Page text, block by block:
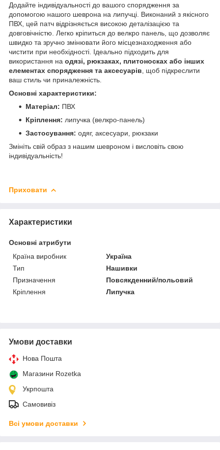
Додайте індивідуальності до вашого спорядження за
допомогою нашого шеврона на липучці. Виконаний з якісного
ПВХ, цей патч відрізняється високою деталізацією та
довговічністю. Легко кріпиться до велкро панель, що дозволяє
швидко та зручно змінювати його місцезнаходження або
чистити при необхідності. Ідеально підходить для
використання на одязі, рюкзаках, плитоносках або інших
елементах спорядження та аксесуарів , щоб підкреслити
ваш стиль чи приналежність.
Основні характеристики:
Матеріал: ПВХ
Кріплення: липучка (велкро-панель)
Застосування: одяг, аксесуари, рюкзаки
Змініть свій образ з нашим шевроном і висловіть свою
індивідуальність!
Приховати
Характеристики
Основні атрибути
Країна виробник
Україна
Тип
Нашивки
Призначення
Повсякденний/польовий
Кріплення
Липучка
Умови доставки
Нова Пошта
Магазини Rozetka
Укрпошта
Самовивіз
Всі умови доставки